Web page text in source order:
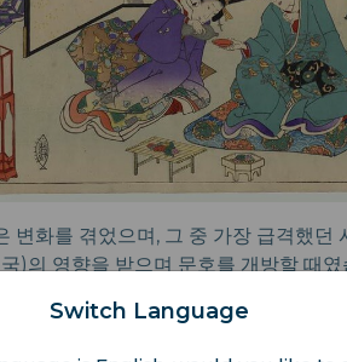
변화를 겪었으며, 그 중 가장 급격했던
)의 영향을 받으며 문호를 개방할 때
서양의 개념과 기술이 급속히 도입되
용어들을 일본어에 통합할 필요가 있었
Switch Language